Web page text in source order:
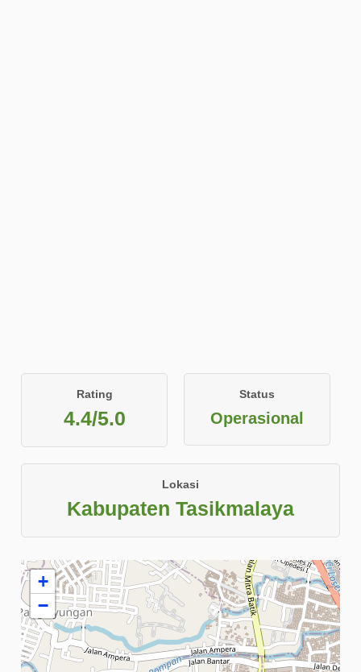
Rating
4.4/5.0
Status
Operasional
Lokasi
Kabupaten Tasikmalaya
+
−